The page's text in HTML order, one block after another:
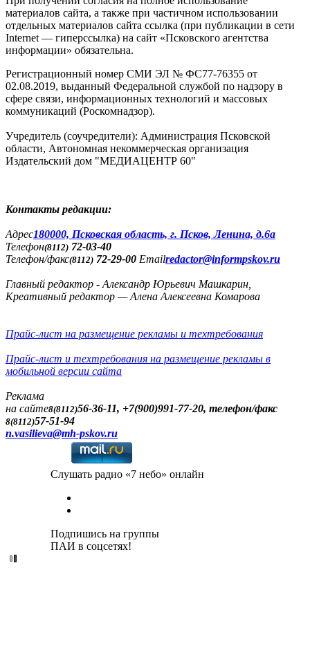
материалов сайта, а также при частичном использовании
отдельных материалов сайта ссылка (при публикации в сети
Internet — гиперссылка) на сайт «Псковского агентства
информации» обязательна.
Регистрационный номер СМИ ЭЛ № ФС77-76355 от
02.08.2019, выданный Федеральной службой по надзору в
сфере связи, информационных технологий и массовых
коммуникаций (Роскомнадзор).
Учредитель (соучредители): Администрация Псковской
области, Автономная некоммерческая организация
Издательский дом "МЕДИАЦЕНТР 60"
Контакты редакции:
Адреc180000, Псковская область, г. Псков, Ленина, д.6а
Телефон(8112) 72-03-40
Телефон/факс(8112) 72-29-00 Emailredactor@informpskov.ru
Главный редактор - Александр Юрьевич Машкарин,
Креативный редактор — Алена Алексеевна Комарова
Прайс-лист на размещение рекламы и техтребования
Прайс-лист и техтребования на размещение рекламы в
мобильной версии сайта
Реклама
на сайте8(8112)56-36-11, +7(900)991-77-20, телефон/факс
8(8112)57-51-94
n.vasilieva@mh-pskov.ru
Слушать радио «7 небо» онлайн
Подпишись на группы
ПАИ в соцсетях!